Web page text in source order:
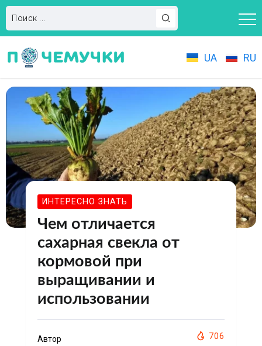
UA RU
ИНТЕРЕСНО ЗНАТЬ
Чем отличается
сахарная свекла от
кормовой при
выращивании и
использовании
Автор 706